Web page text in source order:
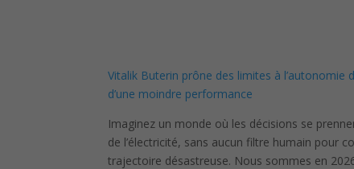
Vitalik Buterin prône des limites à l’autonomie
d’une moindre performance
Imaginez un monde où les décisions se
de l’électricité, sans aucun filtre humain pour
trajectoire désastreuse. Nous sommes en